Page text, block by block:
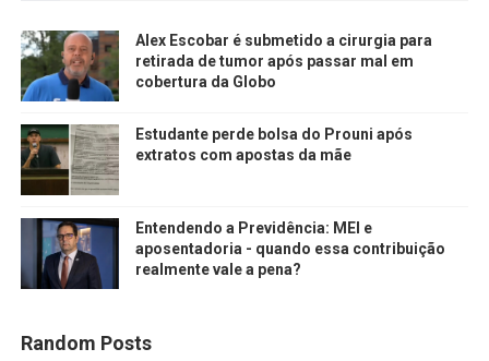
Alex Escobar é submetido a cirurgia para
retirada de tumor após passar mal em
cobertura da Globo
Estudante perde bolsa do Prouni após
extratos com apostas da mãe
Entendendo a Previdência: MEI e
aposentadoria - quando essa contribuição
realmente vale a pena?
Random Posts